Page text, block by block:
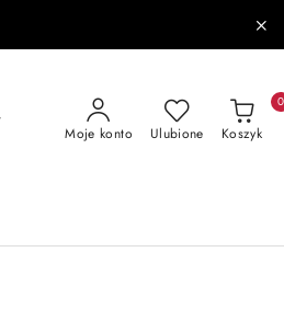
Moje konto Ulubione Koszyk
0